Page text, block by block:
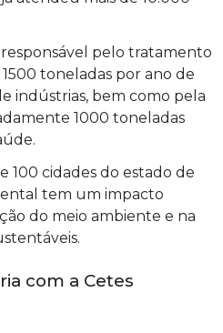
responsável pelo tratamento
toneladas por ano de
indústrias, bem como pela
1000 toneladas
100 cidades do estado de
tem um impacto
do meio ambiente e na
com a Cetes